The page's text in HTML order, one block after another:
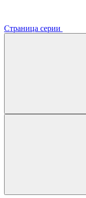
Страница серии